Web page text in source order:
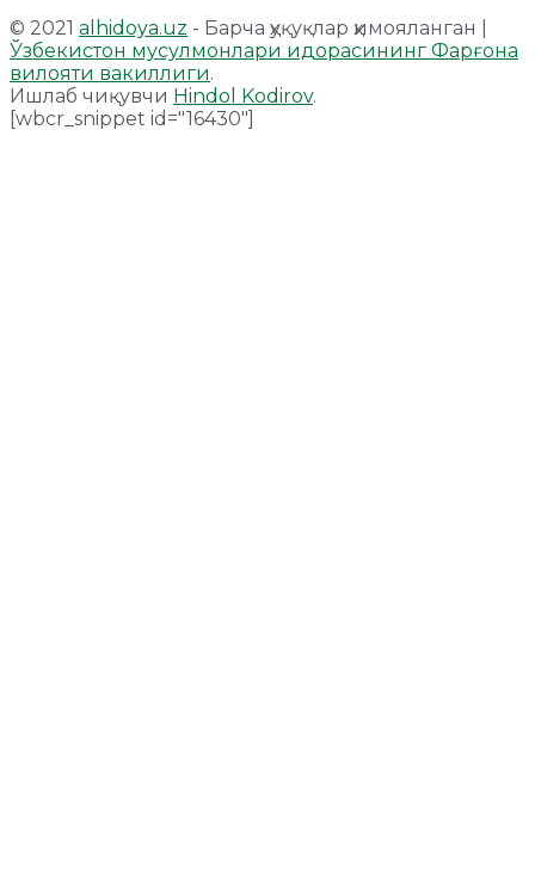
© 2021 alhidoya.uz - Барча ҳуқуқлар ҳимояланган |
Ўзбекистон мусулмонлари идорасининг Фарғона
вилояти вакиллиги.
Ишлаб чиқувчи Hindol Kodirov.
[wbcr_snippet id="16430"]